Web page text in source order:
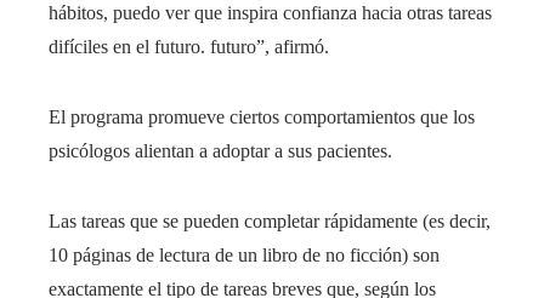
hábitos, puedo ver que inspira confianza hacia otras tareas
difíciles en el futuro. futuro”, afirmó.
El programa promueve ciertos comportamientos que los
psicólogos alientan a adoptar a sus pacientes.
Las tareas que se pueden completar rápidamente (es decir,
10 páginas de lectura de un libro de no ficción) son
exactamente el tipo de tareas breves que, según los